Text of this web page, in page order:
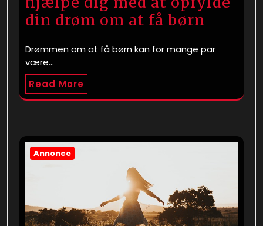
din drøm om at få børn
Drømmen om at få børn kan for mange par
være…
Read More
Annonce